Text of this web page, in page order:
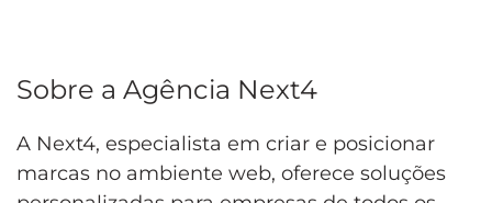
Sobre a Agência Next4
A Next4, especialista em criar e posicionar
marcas no ambiente web, oferece soluções